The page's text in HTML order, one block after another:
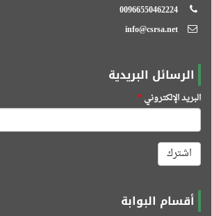
الرسائل البريدية
البريد الإلكتروني*
اشترك
أقسام البوابة